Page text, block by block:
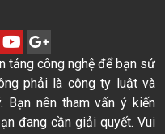
tảng công nghệ để bạn sử
phải là công ty luật và
Bạn nên tham vấn ý kiến
đang cần giải quyết. Vui